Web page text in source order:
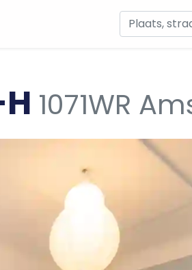
1071WR